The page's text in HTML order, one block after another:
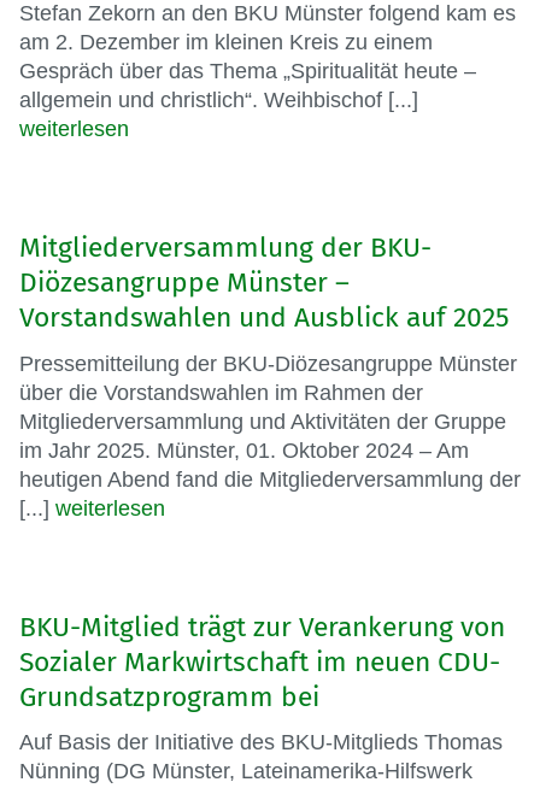
Stefan Zekorn an den BKU Münster folgend kam es
am 2. Dezember im kleinen Kreis zu einem
Gespräch über das Thema „Spiritualität heute –
allgemein und christlich“. Weihbischof [...]
weiterlesen
Mitgliederversammlung der BKU-
Diözesangruppe Münster –
Vorstandswahlen und Ausblick auf 2025
Pressemitteilung der BKU-Diözesangruppe Münster
über die Vorstandswahlen im Rahmen der
Mitgliederversammlung und Aktivitäten der Gruppe
im Jahr 2025. Münster, 01. Oktober 2024 – Am
heutigen Abend fand die Mitgliederversammlung der
[...] weiterlesen
BKU-Mitglied trägt zur Verankerung von
Sozialer Markwirtschaft im neuen CDU-
Grundsatzprogramm bei
Auf Basis der Initiative des BKU-Mitglieds Thomas
Nünning (DG Münster, Lateinamerika-Hilfswerk